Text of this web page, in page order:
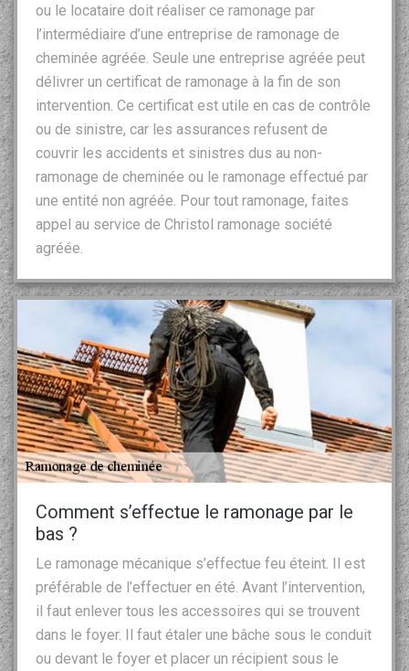
ou le locataire doit réaliser ce ramonage par
l’intermédiaire d’une entreprise de ramonage de
cheminée agréée. Seule une entreprise agréée peut
délivrer un certificat de ramonage à la fin de son
intervention. Ce certificat est utile en cas de contrôle
ou de sinistre, car les assurances refusent de
couvrir les accidents et sinistres dus au non-
ramonage de cheminée ou le ramonage effectué par
une entité non agréée. Pour tout ramonage, faites
appel au service de Christol ramonage société
agréée.
Comment s’effectue le ramonage par le
bas ?
Le ramonage mécanique s’effectue feu éteint. Il est
préférable de l’effectuer en été. Avant l’intervention,
il faut enlever tous les accessoires qui se trouvent
dans le foyer. Il faut étaler une bâche sous le conduit
ou devant le foyer et placer un récipient sous le